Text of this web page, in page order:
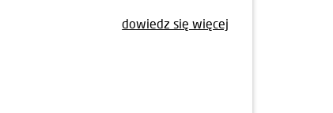
dowiedz się więcej